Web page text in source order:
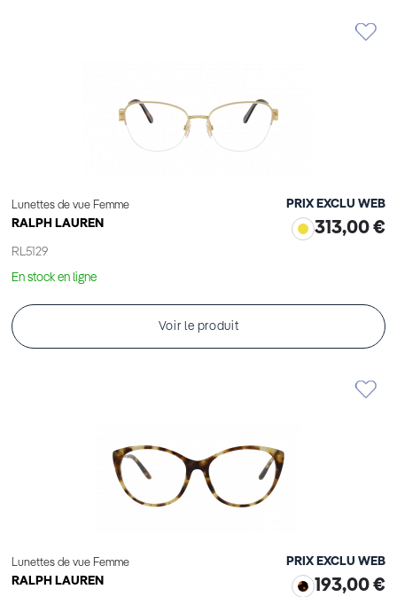
Lunettes de vue Femme
RALPH LAUREN
RL5129
PRIX EXCLU WEB
313,00 €
En stock en ligne
Voir le produit
Lunettes de vue Femme
RALPH LAUREN
PRIX EXCLU WEB
193,00 €